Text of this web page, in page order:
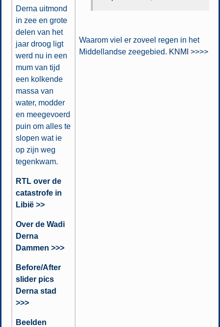
Derna uitmond
in zee en grote
delen van het
jaar droog ligt
werd nu in een
mum van tijd
een kolkende
massa van
water, modder
en meegevoerd
puin om alles te
slopen wat ie
op zijn weg
tegenkwam.
RTL over de
catastrofe in
Libië >>
Over de Wadi
Derna
Dammen >>>
Before/After
slider pics
Derna stad
>>>
Beelden
Waarom viel er zoveel regen in het
Middellandse zeegebied. KNMI >>>>